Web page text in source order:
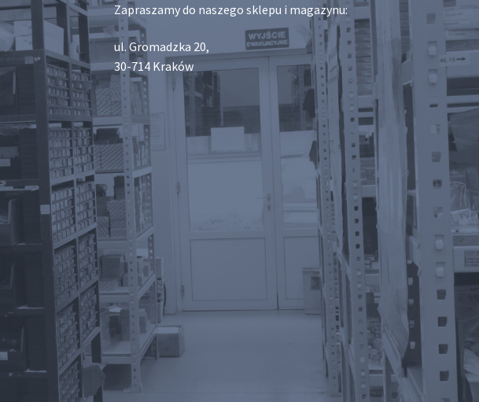
Zapraszamy do naszego sklepu i magazynu:
ul. Gromadzka 20,
30-714 Kraków